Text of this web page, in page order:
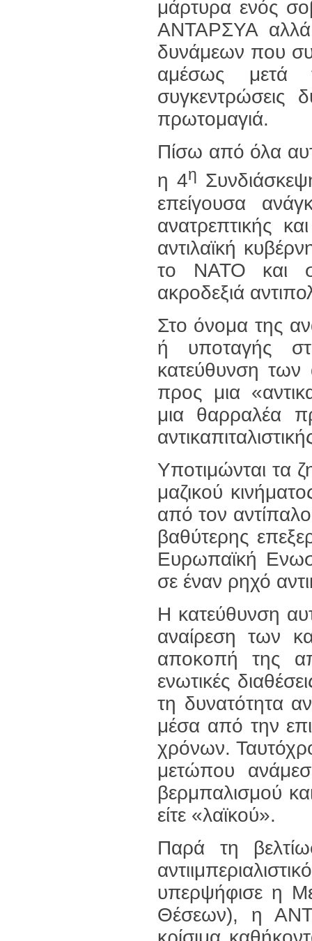
μάρτυρα ενός
ΑΝΤΑΡΣΥΑ αλλά
δυνάμεων που
αμέσως μετά
συγκεντρώσεις
πρωτομαγιά.
Πίσω από όλα
η 4η
επείγουσα
ανατρεπτικής
αντιλαϊκή
το ΝΑΤΟ και
ακροδεξιά
Στο όνομα της
ή υποταγής
κατεύθυνση
προς μια
μια θαρραλέα
Υποτιμώνται τα
μαζικού
από τον
βαθύτερης
Ευρωπαϊκή
σε έναν ρηχό
Η κατεύθυνση
αναίρεση των
αποκοπή της
ενωτικές
τη δυνατότητα
μέσα από την
χρόνων.
μετώπου
βερμπαλισμού
είτε «λαϊκού».
Παρά τη
υπερψήφισε η
Θέσεων), η